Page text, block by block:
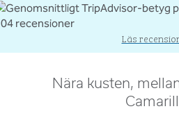
Läs
Nära kusten,